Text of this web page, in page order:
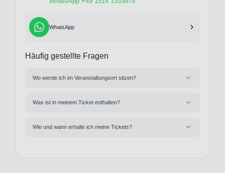
WhatsApp
Häufig gestellte Fragen
Wo werde ich im Veranstaltungsort sitzen?
Was ist in meinem Ticket enthalten?
Wie und wann erhalte ich meine Tickets?